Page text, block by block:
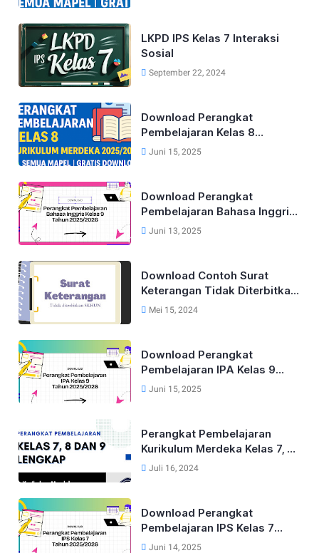
LKPD IPS Kelas 7 Interaksi
Sosial
September 22, 2024
Download Perangkat
Pembelajaran Kelas 8
Kurikulum Merdeka Lengkap
Juni 15, 2025
Download Perangkat
Pembelajaran Bahasa Inggris
Lengkap Untuk Kelas 9 Tahun
Juni 13, 2025
Download Contoh Surat
Keterangan Tidak Diterbitkan
SKHUN Terbaru 2025
Mei 15, 2024
Download Perangkat
Pembelajaran IPA Kelas 9
Kurikulum Merdeka Tahun
Juni 15, 2025
Perangkat Pembelajaran
Kurikulum Merdeka Kelas 7, 8
dan 9 Tahun 2024
Juli 16, 2024
Download Perangkat
Pembelajaran IPS Kelas 7
Kurikulum Merdeka Tahun
Juni 14, 2025